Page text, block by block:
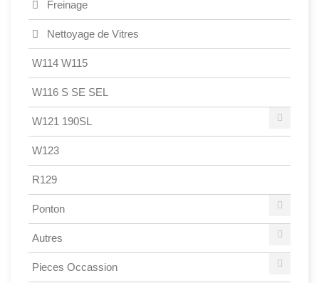
Freinage
Nettoyage de Vitres
W114 W115
W116 S SE SEL
W121 190SL
W123
R129
Ponton
Autres
Pieces Occassion